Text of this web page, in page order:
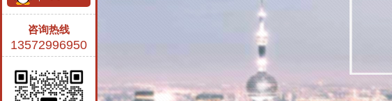
咨询热线
13572996950